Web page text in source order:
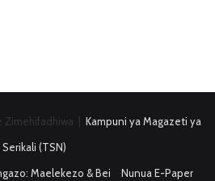
Zimehifadhiwa | Kampuni ya Magazeti ya
Serikali (TSN)
Maelekezo & Bei Nunua E-Paper